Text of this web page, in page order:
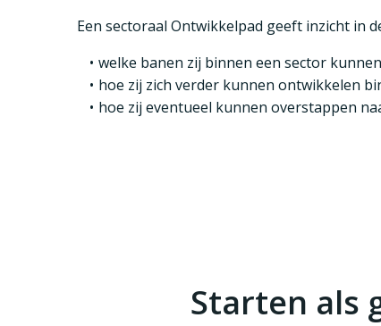
Een sectoraal Ontwikkelpad geeft inzicht in
welke banen zij binnen een sector
hoe zij zich verder kunnen ontwikkelen
hoe zij eventueel kunnen overstappen
Starten als